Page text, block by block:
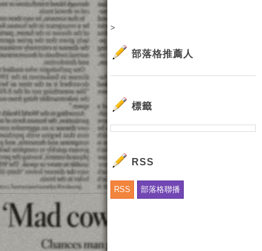
>
部落格推薦人
標籤
RSS
RSS 部落格聯播